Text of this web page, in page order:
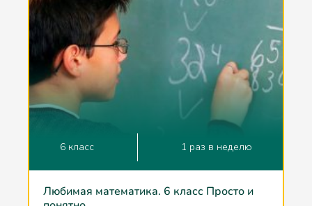
Любимая математика. 6 класс Просто и
6 класс 1 раз в неделю